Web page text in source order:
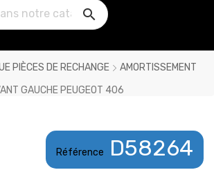
250DT D'ACHATS

PIÈCES DE RECHANGE
AMORTISSEMENT
GAUCHE PEUGEOT 406
Référence D58264